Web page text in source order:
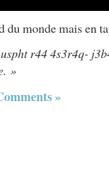
du monde mais en
uspht r44 4s3r4q-
»
»